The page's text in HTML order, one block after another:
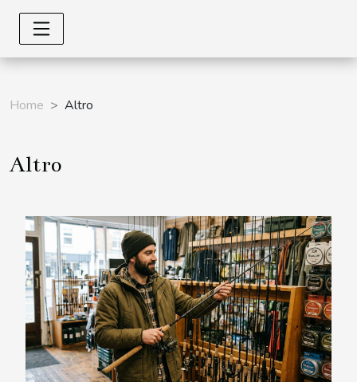
Home Altro
Altro